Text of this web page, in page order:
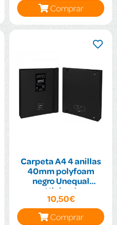
Comprar
Carpeta A4 4 anillas
40mm polyfoam
negro Unequal
Minimal
10,50€
Comprar